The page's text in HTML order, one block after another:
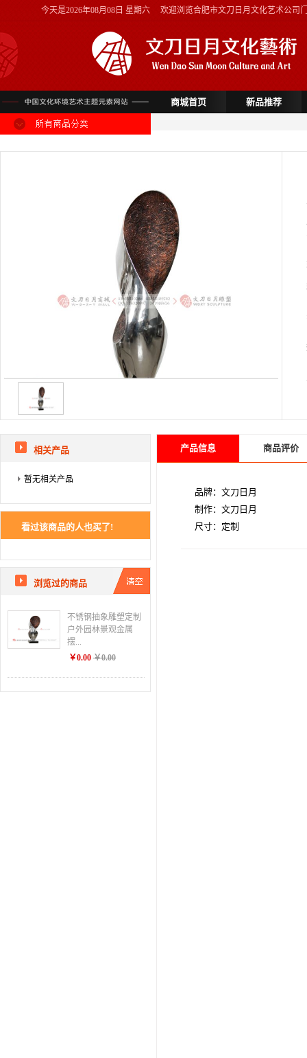
今天是2026年08月08日 星期六 欢迎浏览合肥市文刀日月文化艺术公司
商城首页 新品推荐
相关产品
暂无相关产品
看过该商品的人也买了!
浏览过的商品
不锈钢抽象雕塑定制
户外园林景观金属
摆...
￥0.00 ￥0.00
产品信息 商品评价
品牌：文刀日月
制作：文刀日月
尺寸：定制